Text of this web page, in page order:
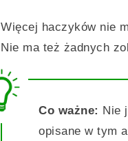
Więcej haczyków nie
Nie ma też żadnych
Co ważne: Nie
opisane w tym